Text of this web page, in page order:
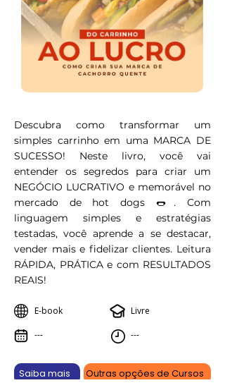
Descubra como transformar um
simples carrinho em uma MARCA DE
SUCESSO! Neste livro, você vai
entender os segredos para criar um
NEGÓCIO LUCRATIVO e memorável no
mercado de hot dogs 🌭. Com
linguagem simples e estratégias
testadas, você aprende a se destacar,
vender mais e fidelizar clientes. Leitura
RÁPIDA, PRÁTICA e com RESULTADOS
REAIS!
E-book
---
Livre
---
Saiba mais Outras opções de Cursos